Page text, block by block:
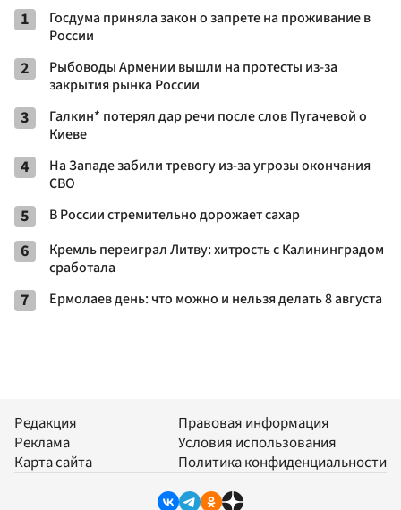
1
Госдума приняла закон о запрете на проживание в
России
2
Рыбоводы Армении вышли на протесты из-за
закрытия рынка России
3
Галкин* потерял дар речи после слов Пугачевой о
Киеве
4
На Западе забили тревогу из-за угрозы окончания
СВО
5 В России стремительно дорожает сахар
6
Кремль переиграл Литву: хитрость с Калининградом
сработала
7 Ермолаев день: что можно и нельзя делать 8 августа
Редакция
Реклама
Карта сайта
Правовая информация
Условия использования
Политика конфиденциальности